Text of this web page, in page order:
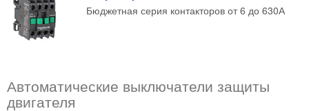
Бюджетная серия контакторов от 6 до 630А
Автоматические выключатели защиты
двигателя